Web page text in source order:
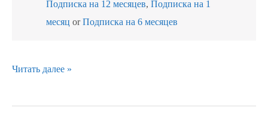
Подписка на 12 месяцев,Подписка на 1
месяц orПодписка на 6 месяцев
Читать далее »